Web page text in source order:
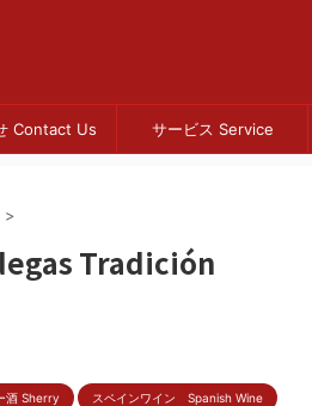
Contact Us サービス Service
>
Tradición
酒 Sherry スペインワイン Spanish Wine